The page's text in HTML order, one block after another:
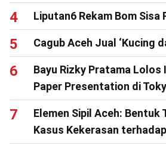
Liputan6 Rekam Bom Sisa
Cagub Aceh Jual ‘Kucing
Bayu Rizky Pratama
Paper Presentation di
Elemen Sipil Aceh: Bentuk
Kasus Kekerasan